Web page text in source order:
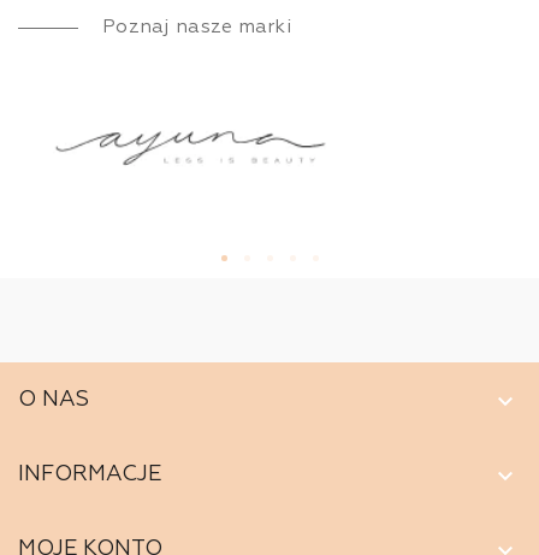
Poznaj nasze marki
O NAS keyboard_arrow_down
INFORMACJE keyboard_arrow_down
MOJE KONTO